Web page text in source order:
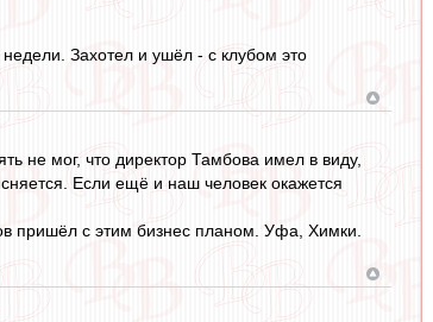
Захотел и ушёл - с клубом это
не мог, что директор Тамбова имел в виду,
Если ещё и наш человек окажется
пришёл с этим бизнес планом. Уфа, Химки.